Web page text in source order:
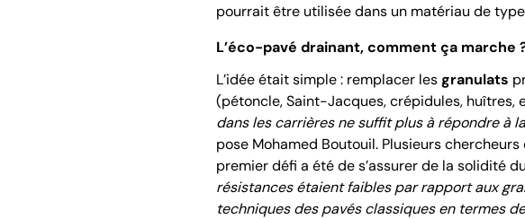
pourrait être utilisée dans un matériau de
L’éco-pavé drainant, comment ça marche
L’idée était simple : remplacer lesgranulats
(pétoncle, Saint-Jacques, crépidules, huîtres,
dans les carrières ne suffit plus à répondre à
pose Mohamed Boutouil. Plusieurs
premier défi a été de s’assurer de la solidité
résistances étaient faibles par rapport aux
techniques des pavés classiques en termes